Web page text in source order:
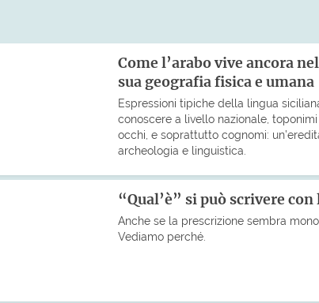
Come l’arabo vive ancora
sua geografia fisica e umana
Espressioni tipiche della lingua
conoscere a livello nazionale,
occhi, e soprattutto cognomi:
archeologia e linguistica.
“Qual’è” si può scrivere
Anche se la prescrizione sembra
Vediamo perché.